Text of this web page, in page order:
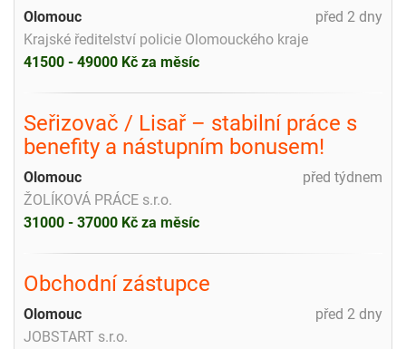
před 2 dny
Olomouc
Krajské ředitelství policie Olomouckého kraje
41500 - 49000 Kč za měsíc
Seřizovač / Lisař – stabilní práce s
benefity a nástupním bonusem!
před týdnem
Olomouc
ŽOLÍKOVÁ PRÁCE s.r.o.
31000 - 37000 Kč za měsíc
Obchodní zástupce
před 2 dny
Olomouc
JOBSTART s.r.o.